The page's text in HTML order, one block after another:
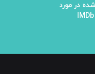
در مورد